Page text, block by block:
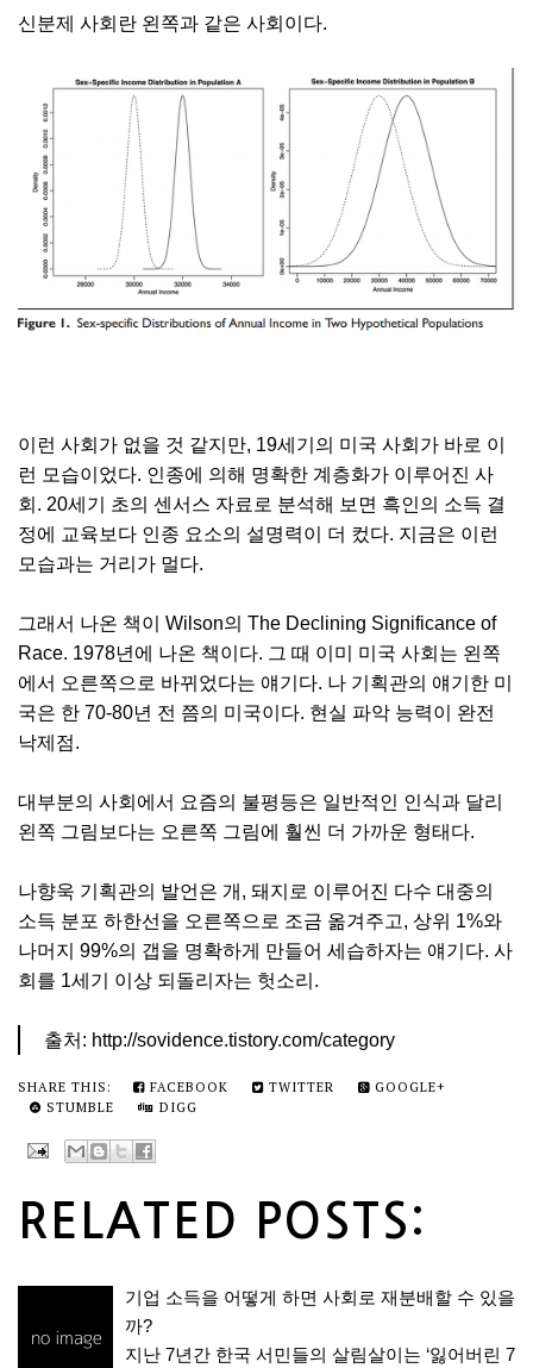
신분제 사회란 왼쪽과 같은 사회이다.
이런 사회가 없을 것 같지만, 19세기의 미국 사회가 바로 이
런 모습이었다. 인종에 의해 명확한 계층화가 이루어진 사
회. 20세기 초의 센서스 자료로 분석해 보면 흑인의 소득 결
정에 교육보다 인종 요소의 설명력이 더 컸다. 지금은 이런
모습과는 거리가 멀다.
그래서 나온 책이 Wilson의 The Declining Significance of
Race. 1978년에 나온 책이다. 그 때 이미 미국 사회는 왼쪽
에서 오른쪽으로 바뀌었다는 얘기다. 나 기획관의 얘기한 미
국은 한 70-80년 전 쯤의 미국이다. 현실 파악 능력이 완전
낙제점.
대부분의 사회에서 요즘의 불평등은 일반적인 인식과 달리
왼쪽 그림보다는 오른쪽 그림에 훨씬 더 가까운 형태다.
나향욱 기획관의 발언은 개, 돼지로 이루어진 다수 대중의
소득 분포 하한선을 오른쪽으로 조금 옮겨주고, 상위 1%와
나머지 99%의 갭을 명확하게 만들어 세습하자는 얘기다. 사
회를 1세기 이상 되돌리자는 헛소리.
출처: http://sovidence.tistory.com/category
SHARE THIS: FACEBOOK TWITTER
GOOGLE+
STUMBLE
DIGG
RELATED POSTS:
기업 소득을 어떻게 하면 사회로 재분배할 수 있을
까?
지난 7년간 한국 서민들의 살림살이는 ‘잃어버린 7